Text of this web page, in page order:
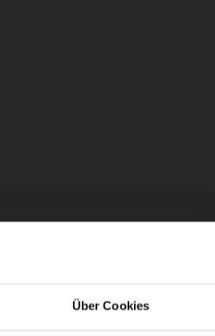
Über Cookies